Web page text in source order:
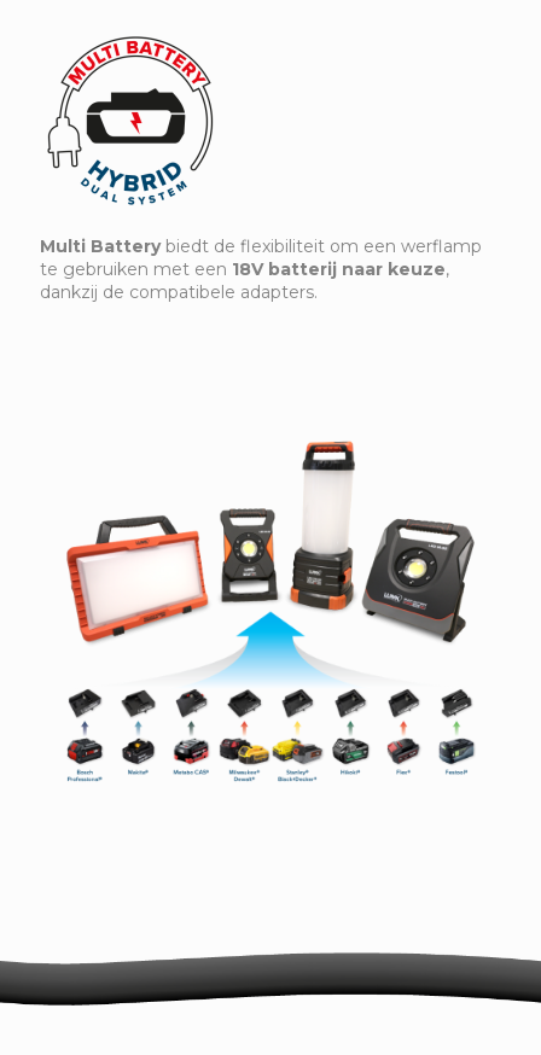
Multi Batterybiedt de flexibiliteit om een werflamp
te gebruiken met een 18V batterij naar keuze,
dankzij de compatibele adapters.